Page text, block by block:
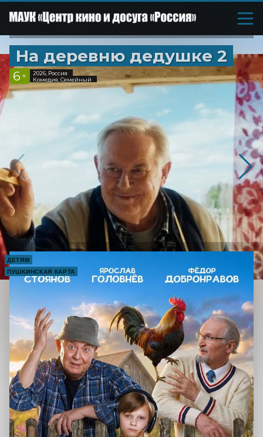
На деревню дедушке 2
6 +
2026, Россия
Комедия, Семейный
ДЕТЯМ
ПУШКИНСКАЯ КАРТА